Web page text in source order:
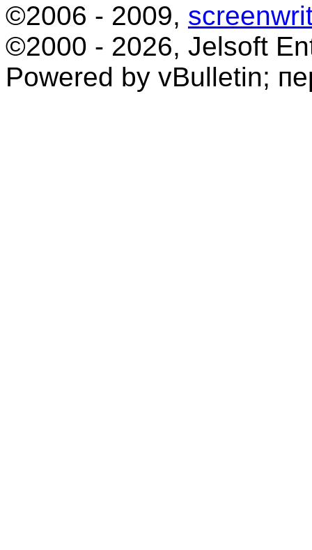
©2006 - 2009,
©2000 - 2026, Jelsoft
Powered by vBulletin;